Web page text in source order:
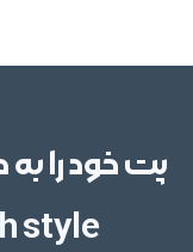
پت خود را
style